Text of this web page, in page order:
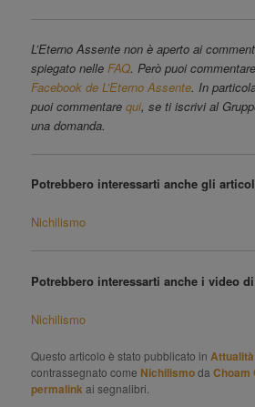
L’Eterno Assente non è aperto ai
spiegato nelleFAQ. Però puoi
Facebook de L’Eterno Assente. In
puoi commentarequi, se ti iscrivi al
una domanda.
Potrebbero interessarti anche gli
Nichilismo
Potrebbero interessarti anche i video
Nichilismo
Questo articolo è stato pubblicato in Attualità
contrassegnato come NichilismodaChoam
permalinkai segnalibri.